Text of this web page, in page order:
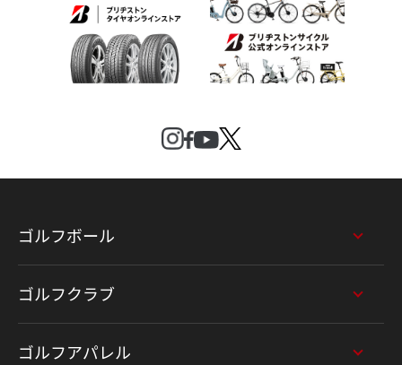
ゴルフボール
ゴルフクラブ
ゴルフアパレル